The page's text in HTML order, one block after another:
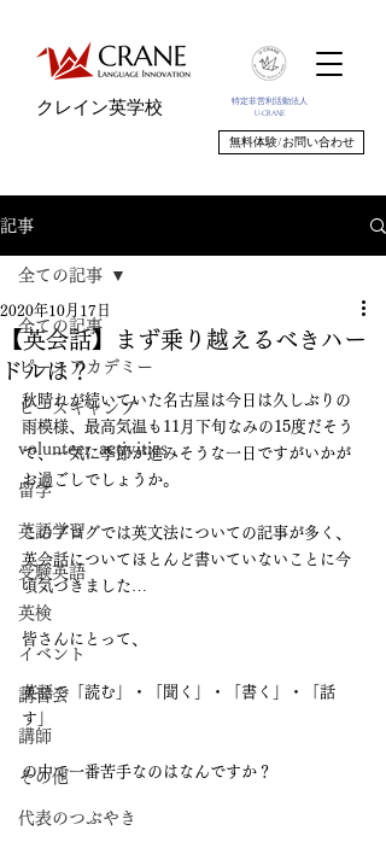
特定非営利活動法人
U-CRANE
クレイン英学校
無料体験/お問い合わせ
記事
全ての記事
ピースアカデミー
ピースキャンプ
volunteer_activities
留学
英語学習
受験英語
英検
イベント
講習会
講師
その他
代表のつぶやき
全ての記事
【英会話】まず乗り越えるべきハー
ドルは？
2020年10月17日
秋晴れが続いていた名古屋は今日は久しぶりの
雨模様、最高気温も11月下旬なみの15度だそう
で、一気に季節が進みそうな一日ですがいかが
お過ごしでしょうか。
このブログでは英文法についての記事が多く、
英会話についてほとんど書いていないことに今
頃気づきました…
皆さんにとって、
英語で「読む」・「聞く」・「書く」・「話
す」
の中で一番苦手なのはなんですか？